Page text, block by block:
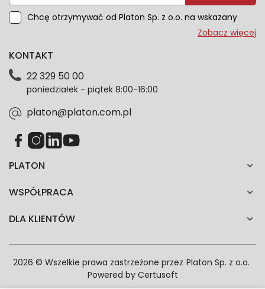
Chcę otrzymywać od Platon Sp. z o.o. na wskazany
przeze mnie adres e-mail informacje marketingowe
dotyczące danych osobowych znajdziesz w naszej
każdym czasie. Wycofanie zgody nie wpłynie na
zgodność z prawem przetwarzania dokonanego przed
Zobacz więcej
PLATON
WSPÓŁPRACA
DLA KLIENTÓW
KONTAKT
22 329 50 00
poniedziałek - piątek 8:00-16:00
platon@platon.com.pl
2026 © Wszelkie prawa zastrzeżone przez Platon Sp. z o.o.
Powered by Certusoft